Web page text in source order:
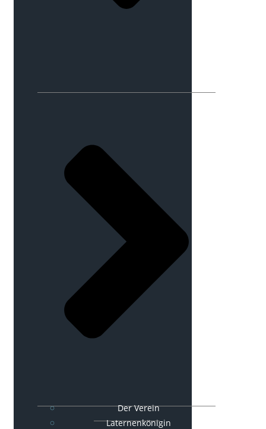
Der Verein
Laternenkönigin